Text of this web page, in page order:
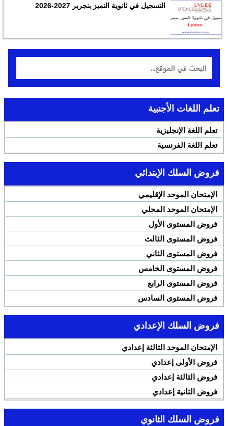
التسجيل في ثانوية التميز بنجرير 2027-2026
تعلم اللغات الأجنبية
تعلم اللغة الإنجليزية
تعلم اللغة الفرنسية
فروض السلك الإبتدائي
الإمتحان الموحد الإقليمي
الإمتحان الموحد المحلي
فروض المستوى الأول
فروض المستوى الثالث
فروض المستوى الثاني
فروض المستوى الخامس
فروض المستوى الرابع
فروض المستوى السادس
فروض السلك الإعدادي
الإمتحان الموحد الثالثة إعدادي
فروض الأولى إعدادي
فروض الثالثة إعدادي
فروض الثانية إعدادي
فروض السلك الثانوي